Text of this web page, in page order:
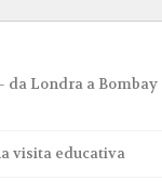
da Londra a Bombay
visita educativa